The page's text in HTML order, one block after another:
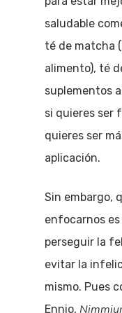
saludable
té de matcha
alimento), té
suplementos
si quieres ser
quieres ser
aplicación.
Sin embargo,
enfocarnos
perseguir la
evitar la
mismo. Pues
Ennio,